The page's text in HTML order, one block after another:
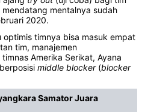
mentalnya sudah
2020.
timnya bisa masuk empat
tim, manajemen
Amerika Serikat, Ayana
middle blocker(blocker
Samator Juara